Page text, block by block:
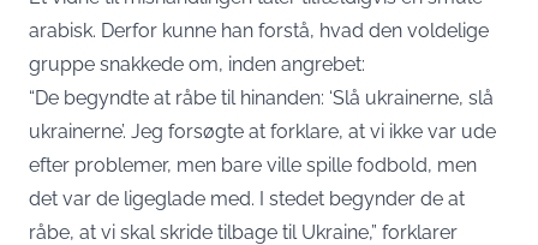
arabisk. Derfor kunne han forstå, hvad den voldelige
gruppe snakkede om, inden angrebet:
“De begyndte at råbe til hinanden: ‘Slå ukrainerne, slå
ukrainerne’. Jeg forsøgte at forklare, at vi ikke var ude
efter problemer, men bare ville spille fodbold, men
det var de ligeglade med. I stedet begynder de at
råbe, at vi skal skride tilbage til Ukraine,” forklarer